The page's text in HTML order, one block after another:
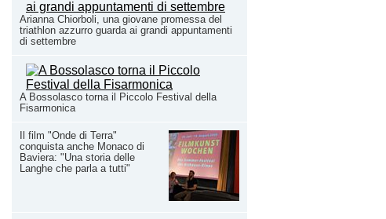
Arianna Chiorboli, una giovane promessa del
triathlon azzurro guarda ai grandi appuntamenti
di settembre
A Bossolasco torna il Piccolo Festival della
Fisarmonica
Il film "Onde di Terra"
conquista anche Monaco di
Baviera: "Una storia delle
Langhe che parla a tutti"